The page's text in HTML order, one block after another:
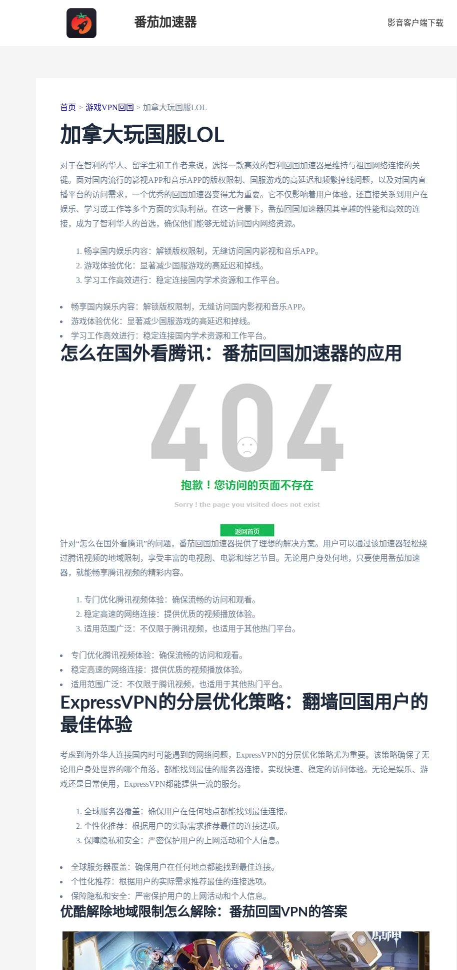
番茄加速器 影音客户端下载
首页 游戏VPN回国 加拿大玩国服LOL
加拿大玩国服LOL
对于在智利的华人、留学生和工作者来说，选择一款高效的智利回国加速器是维持与祖国网络连接的关
键。面对国内流行的影视APP和音乐APP的版权限制、国服游戏的高延迟和频繁掉线问题，以及对国内直
播平台的访问需求，一个优秀的回国加速器变得尤为重要。它不仅影响着用户体验，还直接关系到用户在
娱乐、学习或工作等多个方面的实际利益。在这一背景下，番茄回国加速器因其卓越的性能和高效的连
接，成为了智利华人的首选，确保他们能够无缝访问国内网络资源。
畅享国内娱乐内容：解锁版权限制，无缝访问国内影视和音乐APP。
游戏体验优化：显著减少国服游戏的高延迟和掉线。
学习工作高效进行：稳定连接国内学术资源和工作平台。
畅享国内娱乐内容：解锁版权限制，无缝访问国内影视和音乐APP。
游戏体验优化：显著减少国服游戏的高延迟和掉线。
学习工作高效进行：稳定连接国内学术资源和工作平台。
怎么在国外看腾讯：番茄回国加速器的应用
针对“怎么在国外看腾讯”的问题，番茄回国加速器提供了理想的解决方案。用户可以通过该加速器轻松绕
过腾讯视频的地域限制，享受丰富的电视剧、电影和综艺节目。无论用户身处何地，只要使用番茄加速
器，就能畅享腾讯视频的精彩内容。
专门优化腾讯视频体验：确保流畅的访问和观看。
稳定高速的网络连接：提供优质的视频播放体验。
适用范围广泛：不仅限于腾讯视频，也适用于其他热门平台。
专门优化腾讯视频体验：确保流畅的访问和观看。
稳定高速的网络连接：提供优质的视频播放体验。
适用范围广泛：不仅限于腾讯视频，也适用于其他热门平台。
ExpressVPN的分层优化策略：翻墙回国用户的
最佳体验
考虑到海外华人连接国内时可能遇到的网络问题，ExpressVPN的分层优化策略尤为重要。该策略确保了无
论用户身处世界的哪个角落，都能找到最佳的服务器连接，实现快速、稳定的访问体验。无论是娱乐、游
戏还是日常使用，ExpressVPN都能提供一流的服务。
全球服务器覆盖：确保用户在任何地点都能找到最佳连接。
个性化推荐：根据用户的实际需求推荐最佳的连接选项。
保障隐私和安全：严密保护用户的上网活动和个人信息。
全球服务器覆盖：确保用户在任何地点都能找到最佳连接。
个性化推荐：根据用户的实际需求推荐最佳的连接选项。
保障隐私和安全：严密保护用户的上网活动和个人信息。
优酷解除地域限制怎么解除：番茄回国VPN的答案